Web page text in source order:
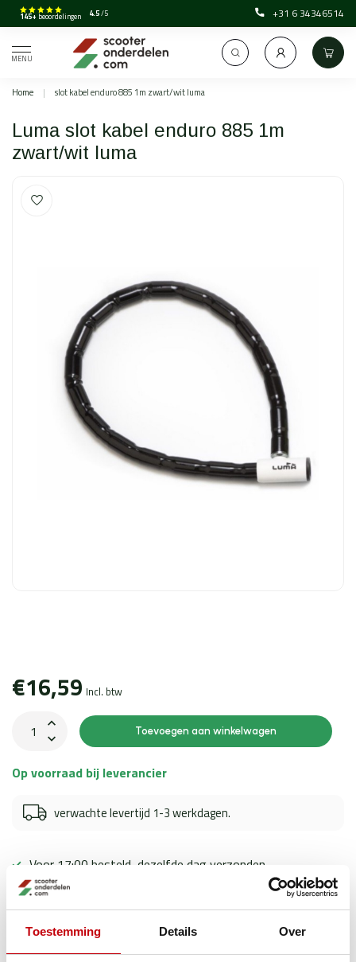
Toestemming Details Over
145+ beoordelingen 4.5/5 +31 6 34346514
MENU
Home | slot kabel enduro 885 1m zwart/wit luma
Luma slot kabel enduro 885 1m
zwart/wit luma
€16,59 Incl. btw
Toevoegen aan winkelwagen
Op voorraad bij leverancier
verwachte levertijd 1-3 werkdagen.
Voor 17:00 besteld, dezelfde dag verzonden
Toegewijde klantenservice
Ervaren scooter experts